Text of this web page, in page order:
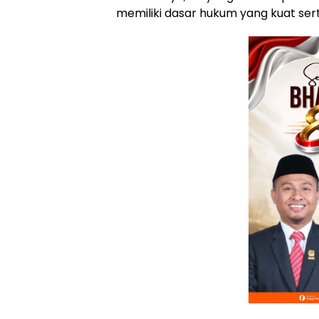
memiliki dasar hukum yang kuat